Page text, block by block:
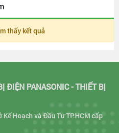
thấy kết quả
ĐIỆN PANASONIC - THIẾT BỊ
Hoạch và Đầu Tư TP.HCM cấp